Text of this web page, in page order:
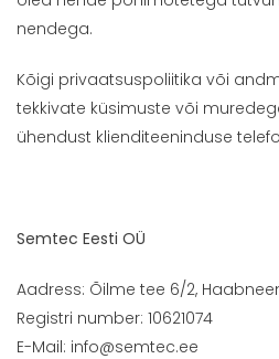
nendega.
Kõigi privaatsuspoliitika või
tekkivate küsimuste või
ühendust klienditeeninduse
Semtec Eesti OÜ
Aadress: Õilme tee 6/2,
Registri number: 10621074
E-Mail: info@semtec.ee